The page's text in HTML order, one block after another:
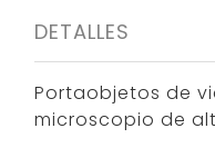
DETALLES
Portaobjetos de
microscopio de